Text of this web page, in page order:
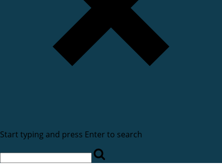
Start typing and press Enter to search